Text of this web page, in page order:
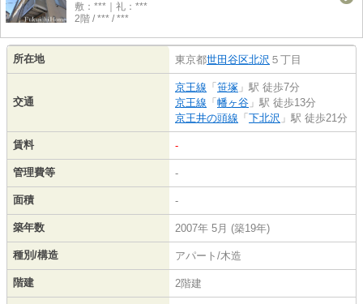
敷：***｜礼：***
2階 / *** / ***
所在地 東京都世田谷区北沢 ５丁目
交通
京王線 「 笹塚 」駅 徒歩7分
京王線 「 幡ヶ谷 」駅 徒歩13分
京王井の頭線 「 下北沢 」駅 徒歩21分
賃料 -
管理費等 -
面積 -
築年数 2007年 5月 (築19年)
種別/構造 アパート/木造
階建 2階建